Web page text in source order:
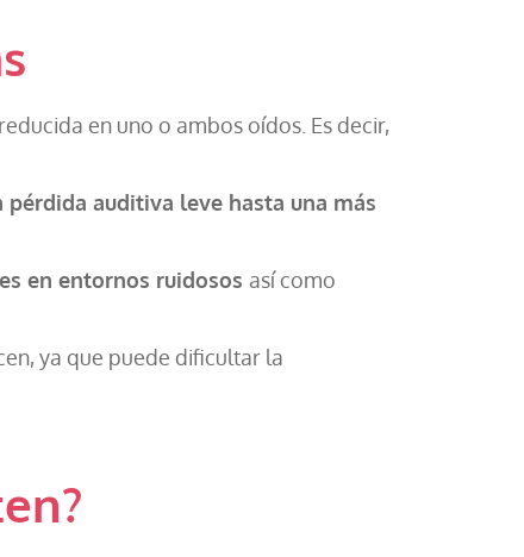
en uno o ambos oídos. Es decir,
auditiva leve hasta una más
en entornos ruidosos así como
ya que puede dificultar la